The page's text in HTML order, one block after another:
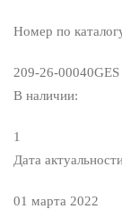
Номер по
209-26-00040GES
В наличии:
1
Дата
01 марта 2022